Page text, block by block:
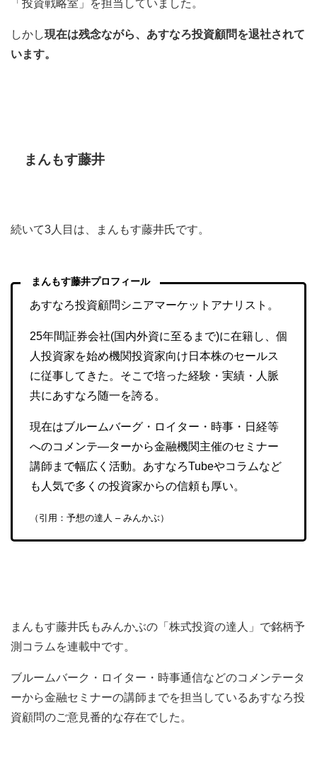
「投資戦略室」を担当していました。
しかし現在は残念ながら、あすなろ投資顧問を退社されて
います。
まんもす藤井
続いて3人目は、まんもす藤井氏です。
まんもす藤井プロフィール
あすなろ投資顧問シニアマーケットアナリスト。
25年間証券会社(国内外資に至るまで)に在籍し、個
人投資家を始め機関投資家向け日本株のセールス
に従事してきた。そこで培った経験・実績・人脈
共にあすなろ随一を誇る。
現在はブルームバーグ・ロイター・時事・日経等
へのコメンテ―ターから金融機関主催のセミナー
講師まで幅広く活動。あすなろTubeやコラムなど
も人気で多くの投資家からの信頼も厚い。
（引用：予想の達人 – みんかぶ）
まんもす藤井氏もみんかぶの「株式投資の達人」で銘柄予
測コラムを連載中です。
ブルームバーク・ロイター・時事通信などのコメンテータ
ーから金融セミナーの講師までを担当しているあすなろ投
資顧問のご意見番的な存在でした。